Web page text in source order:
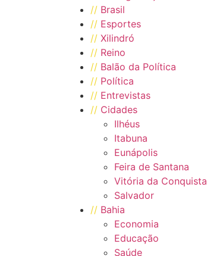
// Brasil
// Esportes
// Xilindró
// Reino
// Balão da Política
// Política
// Entrevistas
// Cidades
Ilhéus
Itabuna
Eunápolis
Feira de Santana
Vitória da Conquista
Salvador
// Bahia
Economia
Educação
Saúde